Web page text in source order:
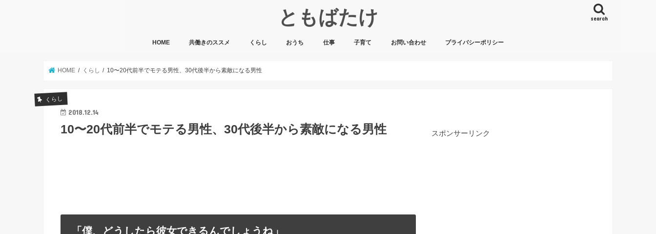
ともばたけ search
HOME 共働きのススメ くらし おうち 仕事 子育て お問い合わせ プライバシーポリシー
HOME くらし 10〜20代前半でモテる男性、30代後半から素敵になる男性
くらし
2018.12.14
10〜20代前半でモテる男性、30代後半から素敵になる男性
「僕、どうしたら彼女できるんでしょうね」
スポンサーリンク